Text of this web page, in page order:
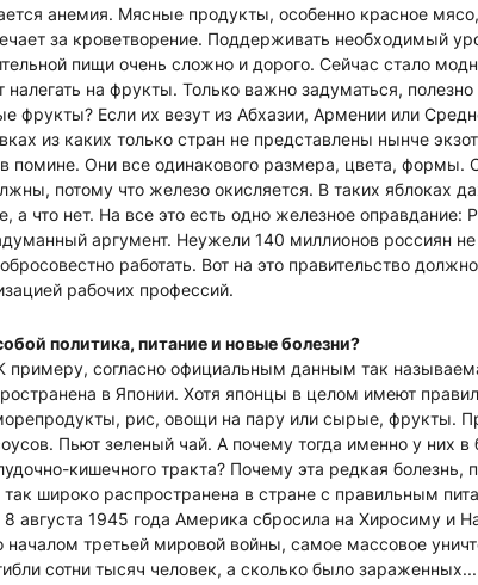
анемия. Мясные продукты, особенно красное
за кроветворение. Поддерживать необходимый
пищи очень сложно и дорого. Сейчас стало
налегать на фрукты. Только важно задуматься,
фрукты? Если их везут из Абхазии, Армении или
из каких только стран не представлены нынче
помине. Они все одинакового размера, цвета, формы.
потому что железо окисляется. В таких яблоках
а что нет. На все это есть одно железное оправдание:
аргумент. Неужели 140 миллионов россиян не
работать. Вот на это правительство
рабочих профессий.
политика, питание и новые болезни?
примеру, согласно официальным данным так
в Японии. Хотя японцы в целом имеют
рис, овощи на пару или сырые, фрукты.
Пьют зеленый чай. А почему тогда именно у них
кишечного тракта? Почему эта редкая болезнь,
широко распространена в стране с правильным
августа 1945 года Америка сбросила на Хиросиму и
третьей мировой войны, самое массовое
сотни тысяч человек, а сколько было